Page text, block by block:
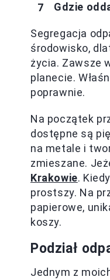
Gdzie
Segregacja
środowisko,
życia. Zawsze
planecie.
poprawnie.
Na początek
dostępne są
na metale i
zmieszane.
Krakowie.
prostszy. Na
papierowe,
koszy.
Podział
Jednym z